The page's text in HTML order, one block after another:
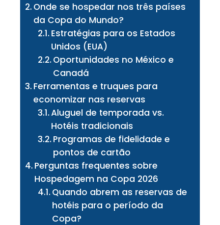
Onde se hospedar nos três países
da Copa do Mundo?
Estratégias para os Estados
Unidos (EUA)
Oportunidades no México e
Canadá
Ferramentas e truques para
economizar nas reservas
Aluguel de temporada vs.
Hotéis tradicionais
Programas de fidelidade e
pontos de cartão
Perguntas frequentes sobre
Hospedagem na Copa 2026
Quando abrem as reservas de
hotéis para o período da
Copa?